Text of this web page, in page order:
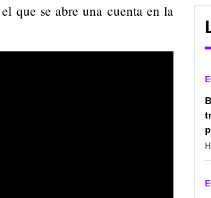
que se abre una cuenta en la